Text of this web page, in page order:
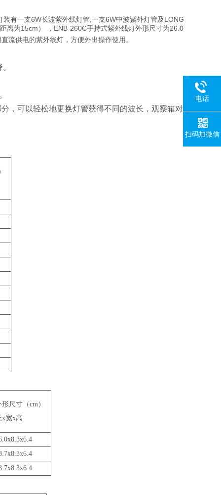
有一支6W长波紫外线灯管,一支6W中波紫外灯管及LONG
离为15cm） ，ENB-260C手持式紫外线灯外形尺寸为26.0
流供电的紫外线灯，方便外出操作使用。
，可以轻松地更换灯管获得不同的波长，观察箱对
形尺寸（cm）
x宽x高
电话
扫码加微信